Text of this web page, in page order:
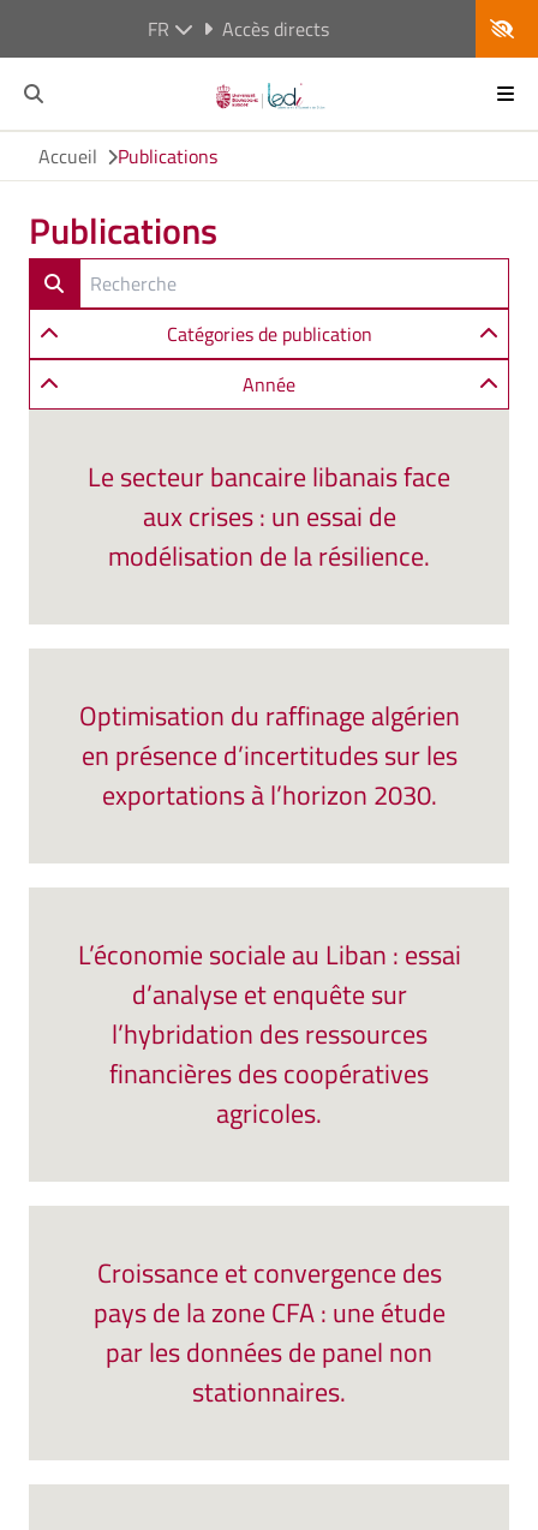
FR Accès directs
Accueil Publications
Publications
Catégories de publication
Année
Le secteur bancaire libanais face
aux crises : un essai de
modélisation de la résilience.
Optimisation du raffinage algérien
en présence d’incertitudes sur les
exportations à l’horizon 2030.
L’économie sociale au Liban : essai
d’analyse et enquête sur
l’hybridation des ressources
financières des coopératives
agricoles.
Croissance et convergence des
pays de la zone CFA : une étude
par les données de panel non
stationnaires.